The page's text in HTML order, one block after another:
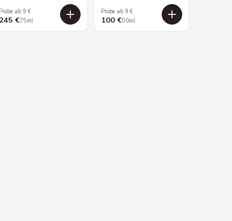
Probe ab 9 €
245 €75ml
Probe ab 9 €
100 €50ml